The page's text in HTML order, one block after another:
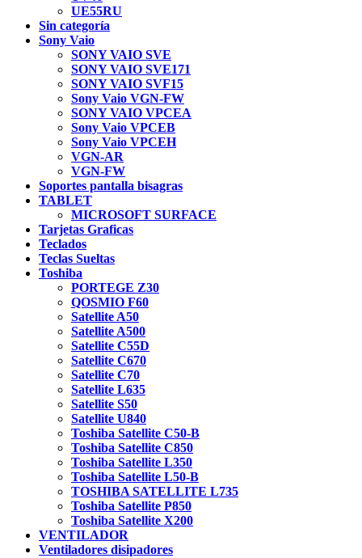
UE55RU
Sin categoría
Sony Vaio
SONY VAIO SVE
SONY VAIO SVE171
SONY VAIO SVF15
Sony Vaio VGN-FW
SONY VAIO VPCEA
Sony Vaio VPCEB
Sony Vaio VPCEH
VGN-AR
VGN-FW
Soportes pantalla bisagras
TABLET
MICROSOFT SURFACE
Tarjetas Graficas
Teclados
Teclas Sueltas
Toshiba
PORTEGE Z30
QOSMIO F60
Satellite A50
Satellite A500
Satellite C55D
Satellite C670
Satellite C70
Satellite L635
Satellite S50
Satellite U840
Toshiba Satellite C50-B
Toshiba Satellite C850
Toshiba Satellite L350
Toshiba Satellite L50-B
TOSHIBA SATELLITE L735
Toshiba Satellite P850
Toshiba Satellite X200
VENTILADOR
Ventiladores disipadores